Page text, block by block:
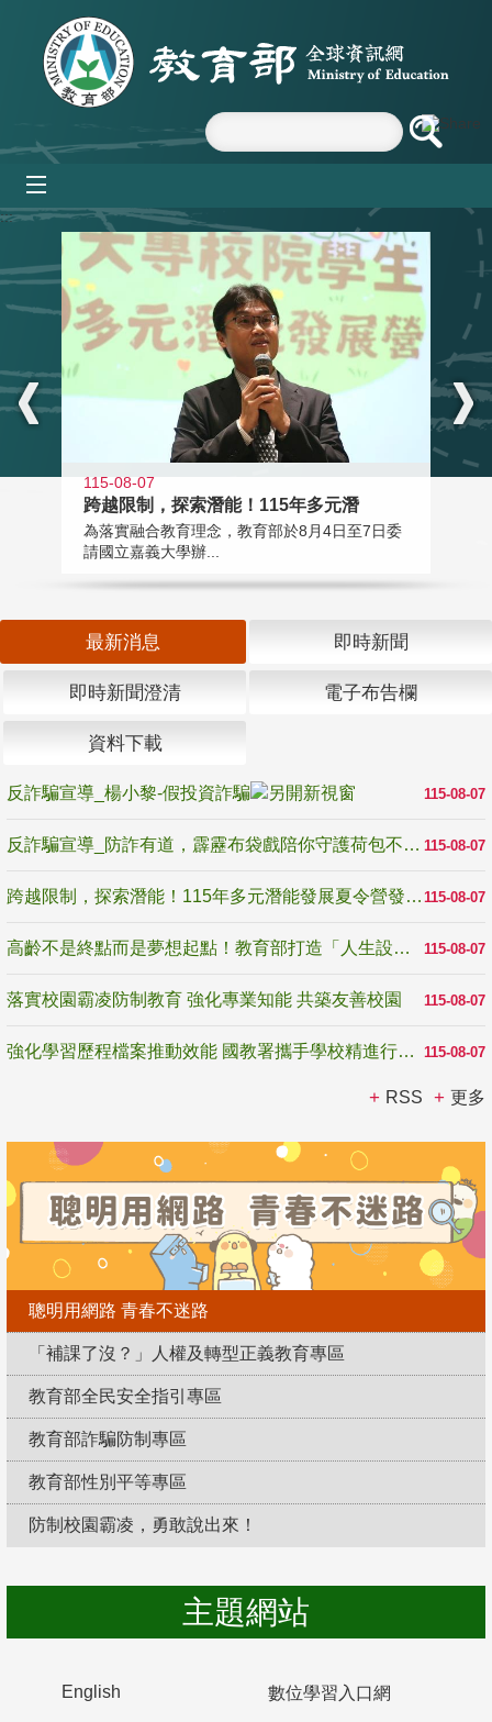
跳到主要內容區塊
:::
115-08-07
跨越限制，探索潛能！115年多元潛
為落實融合教育理念，教育部於8月4日至7日委
請國立嘉義大學辦...
最新消息 即時新聞
即時新聞澄清 電子布告欄
資料下載
115-08-07
反詐騙宣導_楊小黎-假投資詐騙
115-08-07
反詐騙宣導_防詐有道，霹靂布袋戲陪你守護荷包不受騙
115-08-07
跨越限制，探索潛能！115年多元潛能發展夏令營發掘生命無限可能
115-08-07
高齡不是終點而是夢想起點！教育部打造「人生設計夢工場」 參展第3屆高齡健康產業博覽會
115-08-07
落實校園霸凌防制教育 強化專業知能 共築友善校園
115-08-07
強化學習歷程檔案推動效能 國教署攜手學校精進行政與教學支持
RSS 更多
聰明用網路 青春不迷路
「補課了沒？」人權及轉型正義教育專區
教育部全民安全指引專區
教育部詐騙防制專區
教育部性別平等專區
防制校園霸凌，勇敢說出來！
主題網站
English 數位學習入口網